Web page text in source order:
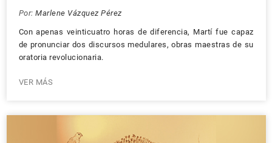
Por: Marlene Vázquez Pérez
Con apenas veinticuatro horas de diferencia, Martí fue capaz
de pronunciar dos discursos medulares, obras maestras de su
oratoria revolucionaria.
VER MÁS